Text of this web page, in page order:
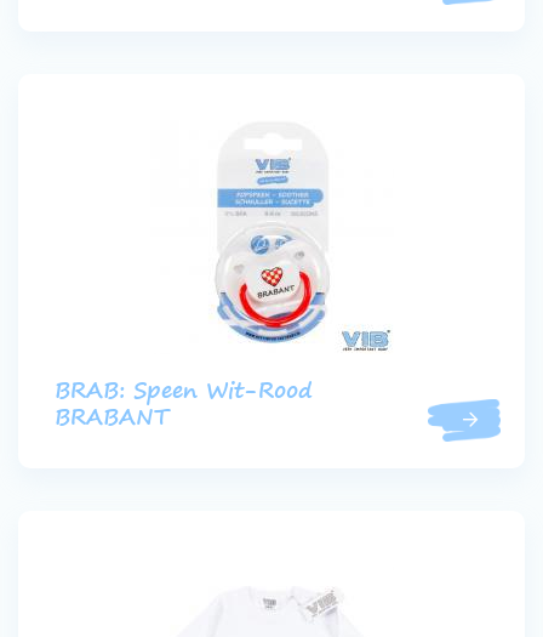
BRAB: Speen Wit-Rood
BRABANT